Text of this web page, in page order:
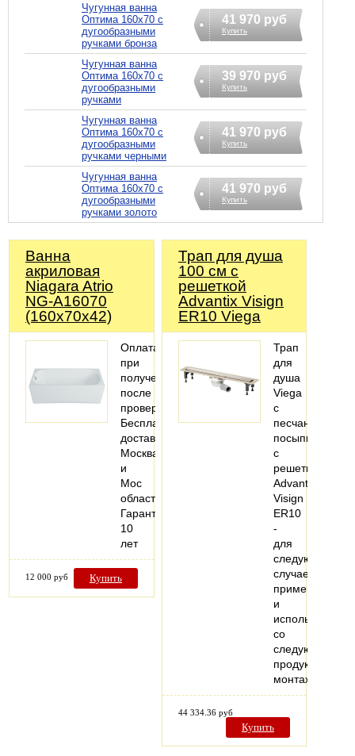
Чугунная ванна
Оптима 160х70 с
дугообразными
ручками бронза
41 970 руб
Купить
Чугунная ванна
Оптима 160х70 с
дугообразными
ручками
39 970 руб
Купить
Чугунная ванна
Оптима 160х70 с
дугообразными
ручками черными
41 970 руб
Купить
Чугунная ванна
Оптима 160х70 с
дугообразными
ручками золото
41 970 руб
Купить
Ванна
акриловая
Niagara Atrio
NG-A16070
(160х70х42)
Оплата
при
получении
после
проверки
Бесплатная
доставка
Москва
и
Мос
область
Гарантия
10
лет
12 000 руб Купить
Трап для душа
100 см с
решеткой
Advantix Visign
ER10 Viega
Трап
для
душа
Viega
с
песчаной
посыпкой,
с
решеткой
Advantix
Visign
ER10
-
для
следующих
случаев
применения
и
использования
со
следующей
продукцией:
монтаж…
44 334.36 руб
Купить